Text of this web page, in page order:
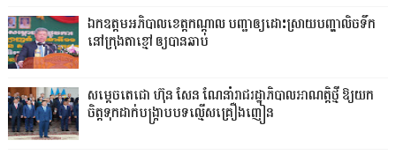
ឯកឧត្តមអភិបាលខេត្តកណ្ដាល បញ្ជាឲ្យដោះស្រាយបញ្ហាលិចទឹក
នៅក្រុងតាខ្មៅ ឲ្យបានឆាប់
សម្តេចតេជោ ហ៊ុន សែន ណែនាំរាជរដ្ឋាភិបាលអាណត្តិថ្មី ឱ្យយក
ចិត្តទុកដាក់បង្ក្រាបបទល្មើសគ្រឿងញៀន